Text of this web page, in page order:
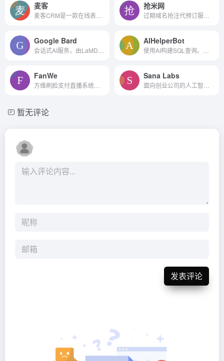
麦客 抢米网
Google Bard AIHelperBot
FanWe Sana Labs
暂无评论
发表评论